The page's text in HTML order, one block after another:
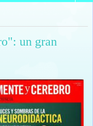
un gran